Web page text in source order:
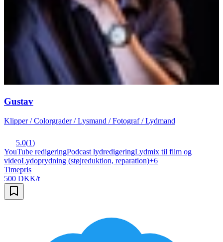
Gustav
Klipper / Colorgrader / Lysmand / Fotograf / Lydmand
5.0(1)
YouTube redigeringPodcast lydredigeringLydmix til film og
videoLydoprydning (støjreduktion, reparation)+6
Timepris
500 DKK/t